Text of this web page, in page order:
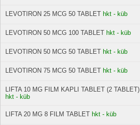
LEVOTIRON 25 MCG 50 TABLET hkt - küb
LEVOTIRON 50 MCG 100 TABLET hkt - küb
LEVOTIRON 50 MCG 50 TABLET hkt - küb
LEVOTIRON 75 MCG 50 TABLET hkt - küb
LIFTA 10 MG FILM KAPLI TABLET (2 TABLET)
hkt - küb
LIFTA 20 MG 8 FILM TABLET hkt - küb